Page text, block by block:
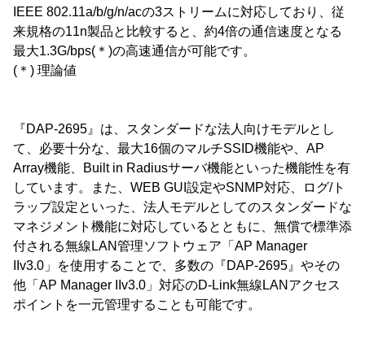
IEEE 802.11a/b/g/n/acの3ストリームに対応しており、従
来規格の11n製品と比較すると、約4倍の通信速度となる
最大1.3G/bps(＊)の高速通信が可能です。
(＊) 理論値
『DAP-2695』は、スタンダードな法人向けモデルとし
て、必要十分な、最大16個のマルチSSID機能や、AP
Array機能、Built in Radiusサーバ機能といった機能性を有
しています。また、WEB GUI設定やSNMP対応、ログ/ト
ラップ設定といった、法人モデルとしてのスタンダードな
マネジメント機能に対応しているとともに、無償で標準添
付される無線LAN管理ソフトウェア「AP Manager
IIv3.0」を使用することで、多数の『DAP-2695』やその
他「AP Manager IIv3.0」対応のD-Link無線LANアクセス
ポイントを一元管理することも可能です。